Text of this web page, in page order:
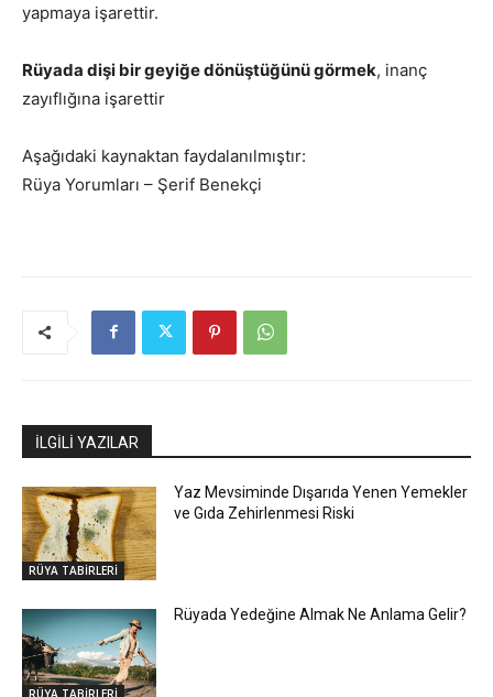
yapmaya işarettir.
Rüyada dişi bir geyiğe dönüştüğünü görmek, inanç
zayıflığına işarettir
Aşağıdaki kaynaktan faydalanılmıştır:
Rüya Yorumları – Şerif Benekçi
İLGİLİ YAZILAR
RÜYA TABİRLERİ
Yaz Mevsiminde Dışarıda Yenen Yemekler
ve Gıda Zehirlenmesi Riski
RÜYA TABİRLERİ
Rüyada Yedeğine Almak Ne Anlama Gelir?